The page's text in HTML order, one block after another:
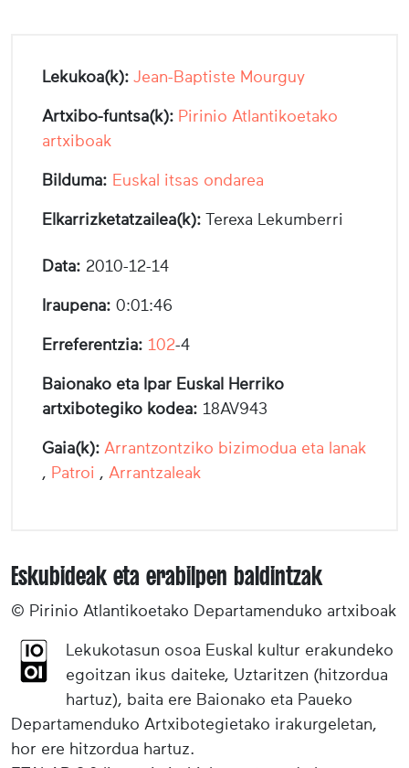
Lekukoa(k): Jean-Baptiste Mourguy
Artxibo-funtsa(k): Pirinio Atlantikoetako
artxiboak
Bilduma: Euskal itsas ondarea
Elkarrizketatzailea(k): Terexa Lekumberri
Data: 2010-12-14
Iraupena: 0:01:46
Erreferentzia: 102-4
Baionako eta Ipar Euskal Herriko
artxibotegiko kodea: 18AV943
Gaia(k): Arrantzontziko bizimodua eta lanak
, Patroi , Arrantzaleak
Eskubideak eta erabilpen baldintzak
© Pirinio Atlantikoetako Departamenduko artxiboak
Lekukotasun osoa Euskal kultur erakundeko
egoitzan ikus daiteke, Uztaritzen (hitzordua
hartuz), baita ere Baionako eta Paueko
Departamenduko Artxibotegietako irakurgeletan,
hor ere hitzordua hartuz.